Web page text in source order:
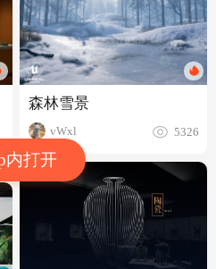
内打开
森林雪景
vWxl 5326